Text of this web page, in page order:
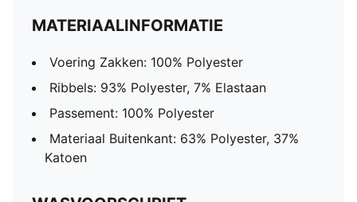
MATERIAALINFORMATIE
Voering Zakken: 100% Polyester
Ribbels: 93% Polyester, 7% Elastaan
Passement: 100% Polyester
Materiaal Buitenkant: 63% Polyester, 37%
Katoen